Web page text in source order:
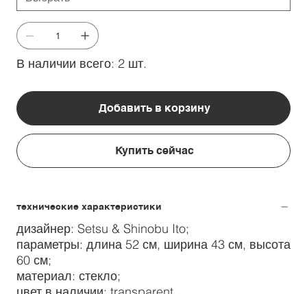
В наличии всего: 2 шт.
Добавить в корзину
Купить сейчас
технические характеристики
дизайнер: Setsu & Shinobu Ito;
параметры: длина 52 см, ширина 43 см, высота
60 см;
материал: стекло;